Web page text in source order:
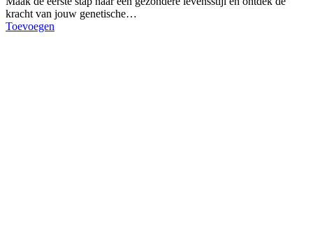
kracht van jouw genetische…
Toevoegen